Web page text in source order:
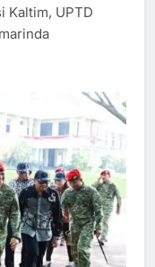
Kaltim, UPTD